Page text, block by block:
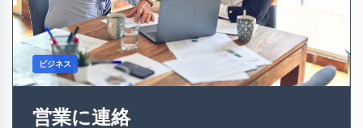
ビジネス
営業に連絡